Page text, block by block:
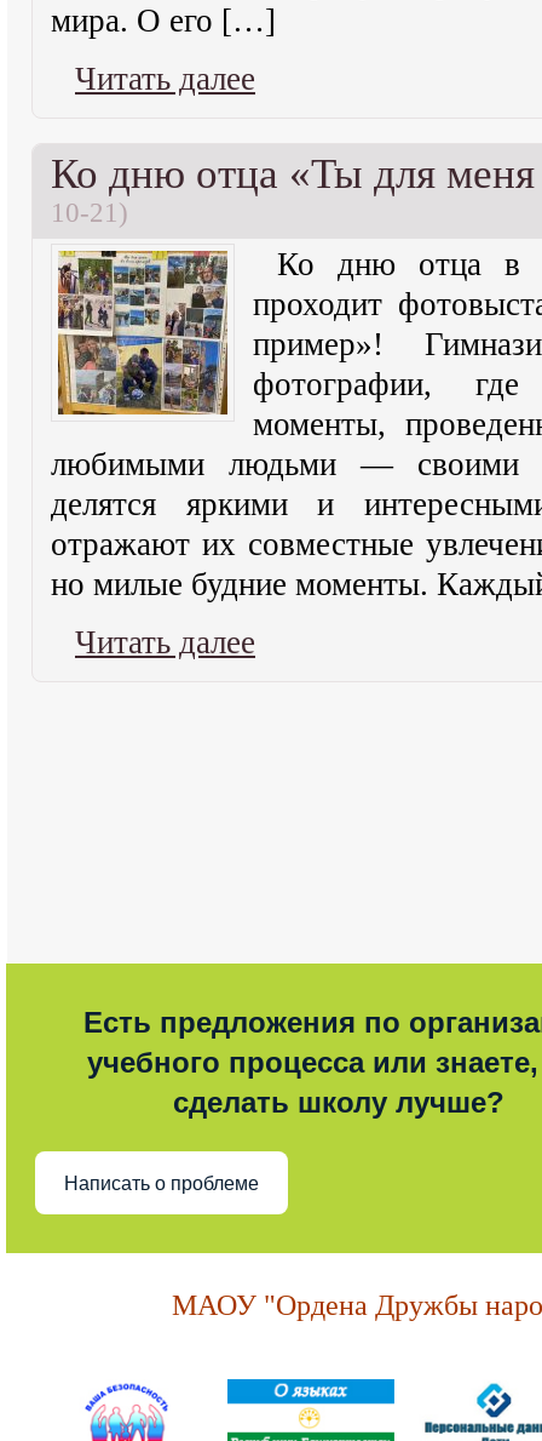
мира. О его […]
Читать далее
Ко дню отца «Ты для
10-21)
Ко дню отца
проходит
пример»!
фотографии, где
моменты,
любимыми людьми — своими
делятся яркими и
отражают их совместные
но милые будние моменты.
Читать далее
Есть предложения по
учебного процесса или знаете,
сделать школу лучше?
Написать о проблеме
МАОУ "Ордена Дружбы